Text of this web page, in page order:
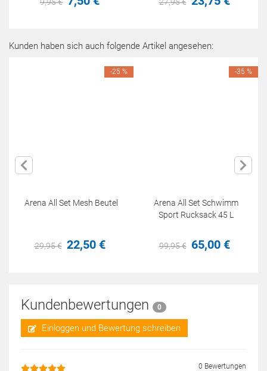
Kunden haben sich auch folgende Artikel angesehen:
Arena All Set Mesh Beutel
29,95€ 22,50 €
-25 %
Arena All Set Schwimm
Sport Rucksack 45 L
99,95€ 65,00 €
-35 %
Kundenbewertungen 0
Einloggen und Bewertung schreiben
0 Bewertungen